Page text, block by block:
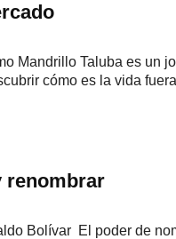
Mandrillo Taluba es un
cómo es la vida
renombrar
Bolívar El poder de